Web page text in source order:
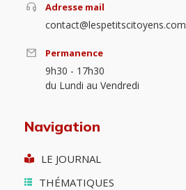
Adresse mail
contact@lespetitscitoyens.com
Permanence
9h30 - 17h30
du Lundi au Vendredi
Navigation
LE JOURNAL
THÉMATIQUES